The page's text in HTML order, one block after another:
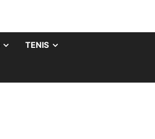
TENIS